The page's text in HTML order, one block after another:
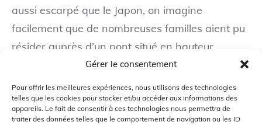
Gérer le consentement
Pour offrir les meilleures expériences, nous utilisons des technologies
telles que les cookies pour stocker et/ou accéder aux informations des
appareils. Le fait de consentir à ces technologies nous permettra de
traiter des données telles que le comportement de navigation ou les ID
aussi escarpé que le Japon, on imagine
facilement que de nombreuses familles aient pu
résider auprès d’un pont situé en hauteur.
mentions d’un clan Takahashi dans des textes
anciens, comme leTakahashi Ujibumi(高橋氏文),